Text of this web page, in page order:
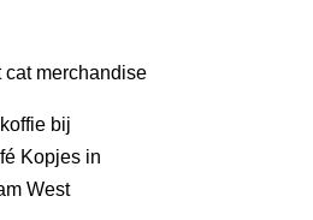
cat merchandise